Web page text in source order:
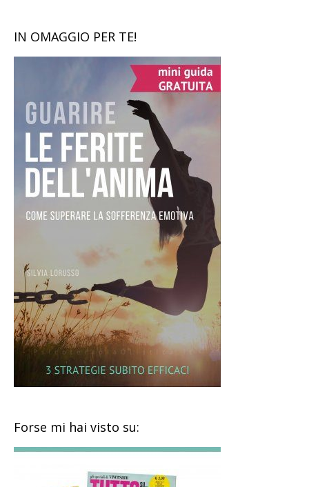
IN OMAGGIO PER TE!
Forse mi hai visto su: